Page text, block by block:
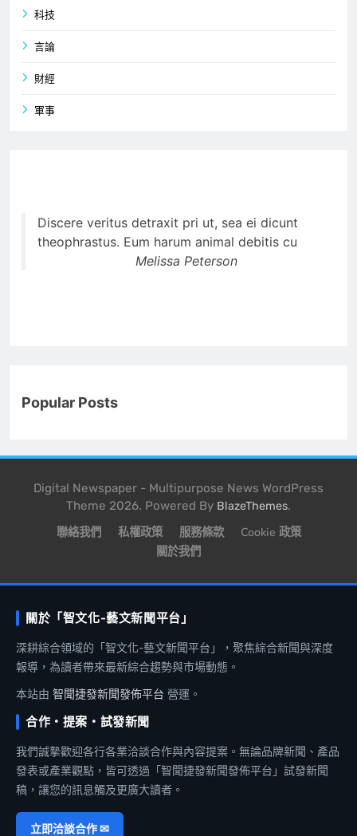
科技
言論
財經
軍事
Discere veritus detraxit pri ut, sea ei dicunt
theophrastus. Eum harum animal debitis cu
Melissa Peterson
Popular Posts
Digital Newspaper - Multipurpose News WordPress
Theme 2026. Powered By BlazeThemes.
聯絡我們 私權政策 服務條款
Cookie 政策
關於我們
關於「智文化-藝文新聞平台」
深耕綜合領域的「智文化-藝文新聞平台」，聚焦綜合新聞與深度
報導，為讀者帶來最新綜合趨勢與市場動態。
本站由 智聞捷發新聞發佈平台 營運。
合作・提案・試發新聞
我們誠摯歡迎各行各業洽談合作與內容提案。無論品牌新聞、產品
發表或產業觀點，皆可透過「智聞捷發新聞發佈平台」試發新聞
稿，讓您的訊息觸及更廣大讀者。
立即洽談合作 ✉